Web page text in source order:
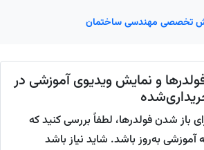
تخصصی مهندسی ساختمان
و نمایش ویدیوی آموزشی در
شدن فولدرها، لطفاً بررسی کنید که
آموزشی به‌روز باشد. شاید نیاز باشد